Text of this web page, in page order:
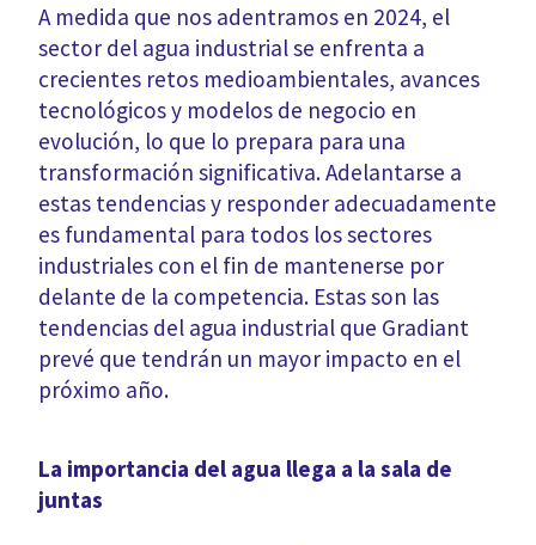
A medida que nos adentramos en 2024, el
sector del agua industrial se enfrenta a
crecientes retos medioambientales, avances
tecnológicos y modelos de negocio en
evolución, lo que lo prepara para una
transformación significativa. Adelantarse a
estas tendencias y responder adecuadamente
es fundamental para todos los sectores
industriales con el fin de mantenerse por
delante de la competencia. Estas son las
tendencias del agua industrial que Gradiant
prevé que tendrán un mayor impacto en el
próximo año.
La importancia del agua llega a la sala de
juntas